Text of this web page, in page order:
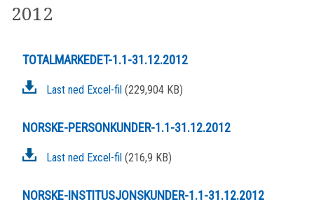
2012
TOTALMARKEDET-1.1-31.12.2012
Last ned Excel-fil (229,904 KB)
NORSKE-PERSONKUNDER-1.1-31.12.2012
Last ned Excel-fil (216,9 KB)
NORSKE-INSTITUSJONSKUNDER-1.1-31.12.2012